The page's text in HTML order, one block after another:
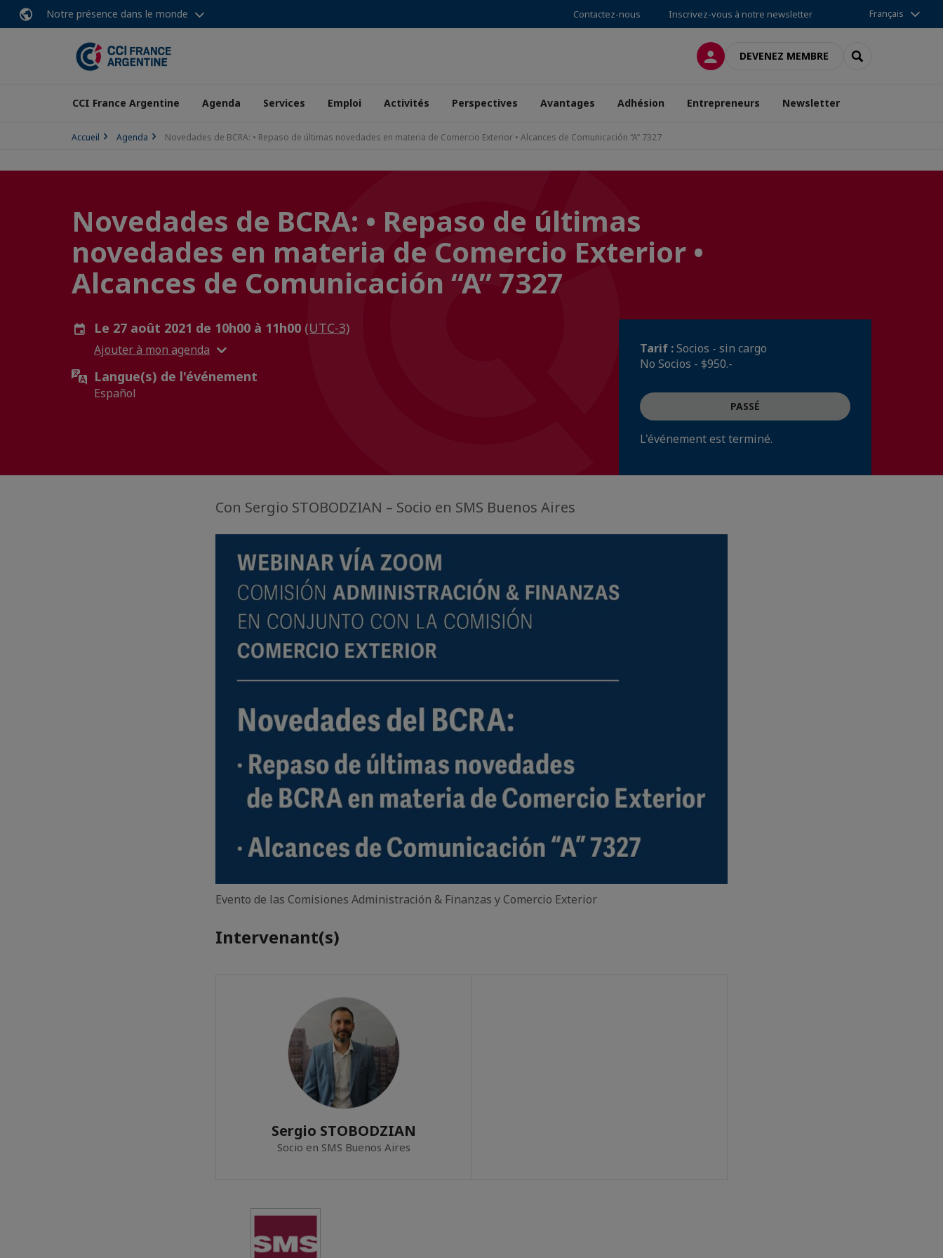
Notre présence dans le monde Contactez-nous Inscrivez-vous à notre newsletter Français
CONNEXIONDEVENEZ MEMBRE RECHERCHER
CCI France Argentine Agenda Services Emploi Activités Perspectives Avantages Adhésion Entrepreneurs Newsletter
Accueil Agenda Novedades de BCRA: • Repaso de últimas novedades en materia de Comercio Exterior • Alcances de Comunicación “A” 7327
Novedades de BCRA: • Repaso de últimas
novedades en materia de Comercio Exterior •
Alcances de Comunicación “A” 7327
Le 27 août 2021 de 10h00 à 11h00 (UTC-3)
Ajouter à mon agenda
Langue(s) de l'événement
Español
Tarif :Socios - sin cargo
No Socios - $950.-
PASSÉ
L'événement est terminé.
Con Sergio STOBODZIAN – Socio en SMS Buenos Aires
Evento de las Comisiones Administración & Finanzas y Comercio Exterior
Intervenant(s)
Sergio STOBODZIAN
Socio en SMS Buenos Aires